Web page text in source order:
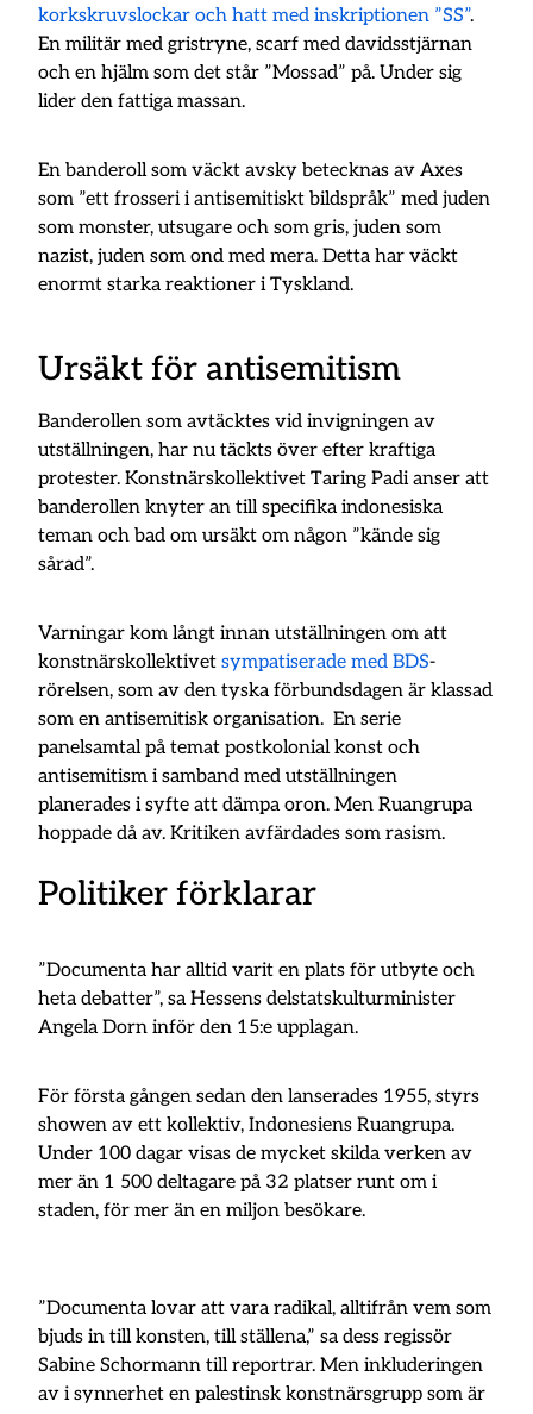
korkskruvslockar och hatt med inskriptionen ”SS”.
En militär med gristryne, scarf med davidsstjärnan
och en hjälm som det står ”Mossad” på. Under sig
lider den fattiga massan.
En banderoll som väckt avsky betecknas av Axes
som ”ett frosseri i antisemitiskt bildspråk” med juden
som monster, utsugare och som gris, juden som
nazist, juden som ond med mera. Detta har väckt
enormt starka reaktioner i Tyskland.
Ursäkt för antisemitism
Banderollen som avtäcktes vid invigningen av
utställningen, har nu täckts över efter kraftiga
protester. Konstnärskollektivet Taring Padi anser att
banderollen knyter an till specifika indonesiska
teman och bad om ursäkt om någon ”kände sig
sårad”.
Varningar kom långt innan utställningen om att
konstnärskollektivetsympatiserade med BDS-
rörelsen, som av den tyska förbundsdagen är klassad
som en antisemitisk organisation. En serie
panelsamtal på temat postkolonial konst och
antisemitism i samband med utställningen
planerades i syfte att dämpa oron. Men Ruangrupa
hoppade då av. Kritiken avfärdades som rasism.
Politiker förklarar
”Documenta har alltid varit en plats för utbyte och
heta debatter”, sa Hessens delstatskulturminister
Angela Dorn inför den 15:e upplagan.
För första gången sedan den lanserades 1955, styrs
showen av ett kollektiv, Indonesiens Ruangrupa.
Under 100 dagar visas de mycket skilda verken av
mer än 1 500 deltagare på 32 platser runt om i
staden, för mer än en miljon besökare.
”Documenta lovar att vara radikal, alltifrån vem som
bjuds in till konsten, till ställena,” sa dess regissör
Sabine Schormann till reportrar. Men inkluderingen
av i synnerhet en palestinsk konstnärsgrupp som är